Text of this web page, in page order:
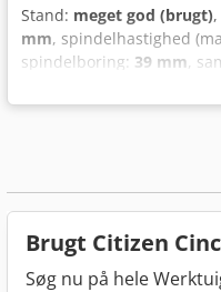
Stand: meget god (brugt)
mm, spindelhastighed
spindelboring: 39 mm,
Pladsbehov: ca. 2,5 x 1,4
36 stanglader og
5.465 timer (pr.
Brugt Citizen
Søg nu på hele